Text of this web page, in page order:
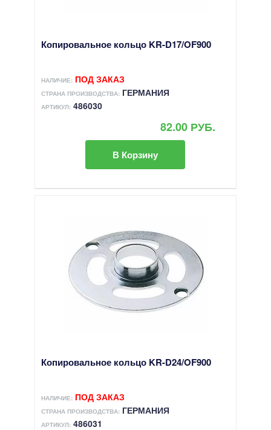
Копировальное кольцо KR-D17/OF900
НАЛИЧИЕ: ПОД ЗАКАЗ
СТРАНА ПРОИЗВОДСТВА:ГЕРМАНИЯ
АРТИКУЛ:486030
82.00 РУБ.
В Корзину
Копировальное кольцо KR-D24/OF900
НАЛИЧИЕ: ПОД ЗАКАЗ
СТРАНА ПРОИЗВОДСТВА:ГЕРМАНИЯ
АРТИКУЛ:486031